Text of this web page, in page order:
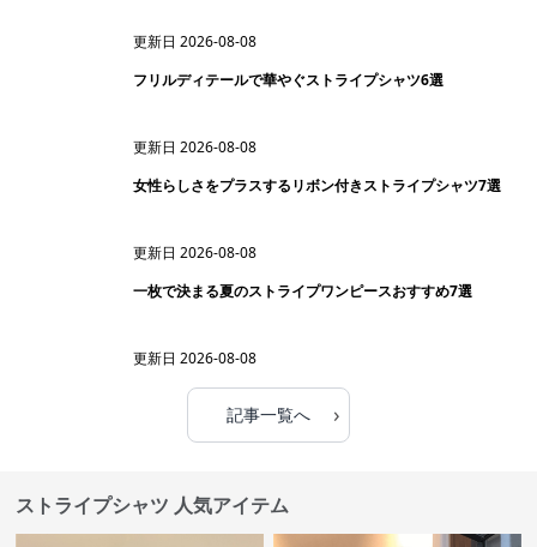
更新日2026-08-08
フリルディテールで華やぐストライプシャツ6選
更新日2026-08-08
女性らしさをプラスするリボン付きストライプシャツ7選
更新日2026-08-08
一枚で決まる夏のストライプワンピースおすすめ7選
更新日2026-08-08
記事一覧へ ›
ストライプシャツ 人気アイテム